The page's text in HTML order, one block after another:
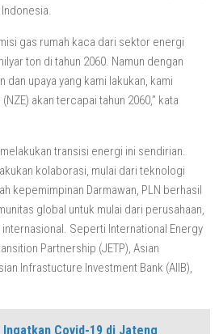
gas rumah kaca dari sektor energi
ton di tahun 2060. Namun dengan
dan upaya yang kami lakukan, kami
akan tercapai tahun 2060,” kata
transisi energi ini sendirian.
kolaborasi, mulai dari teknologi
kepemimpinan Darmawan, PLN berhasil
global untuk mulai dari perusahaan,
Seperti International Energy
Partnership (JETP), Asian
Infrastucture Investment Bank (AIIB),
Ingatkan Covid-19 di Jateng